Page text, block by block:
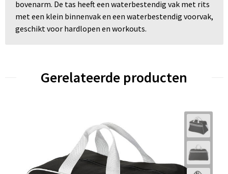
bovenarm. De tas heeft een waterbestendig vak met rits
met een klein binnenvak en een waterbestendig voorvak,
geschikt voor hardlopen en workouts.
Gerelateerde producten